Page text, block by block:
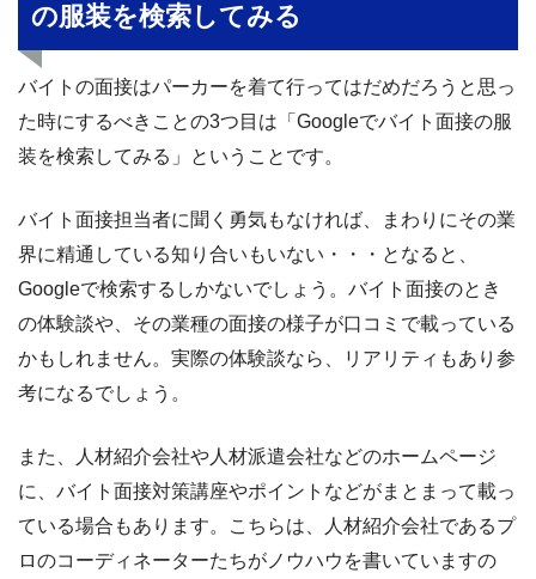
の服装を検索してみる
バイトの面接はパーカーを着て行ってはだめだろうと思っ
た時にするべきことの3つ目は「Googleでバイト面接の服
装を検索してみる」ということです。
バイト面接担当者に聞く勇気もなければ、まわりにその業
界に精通している知り合いもいない・・・となると、
Googleで検索するしかないでしょう。バイト面接のとき
の体験談や、その業種の面接の様子が口コミで載っている
かもしれません。実際の体験談なら、リアリティもあり参
考になるでしょう。
また、人材紹介会社や人材派遣会社などのホームページ
に、バイト面接対策講座やポイントなどがまとまって載っ
ている場合もあります。こちらは、人材紹介会社であるプ
ロのコーディネーターたちがノウハウを書いていますの